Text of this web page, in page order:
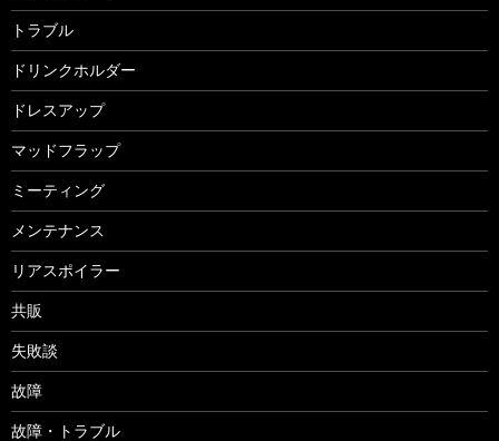
トラブル
ドリンクホルダー
ドレスアップ
マッドフラップ
ミーティング
メンテナンス
リアスポイラー
共販
失敗談
故障
故障・トラブル